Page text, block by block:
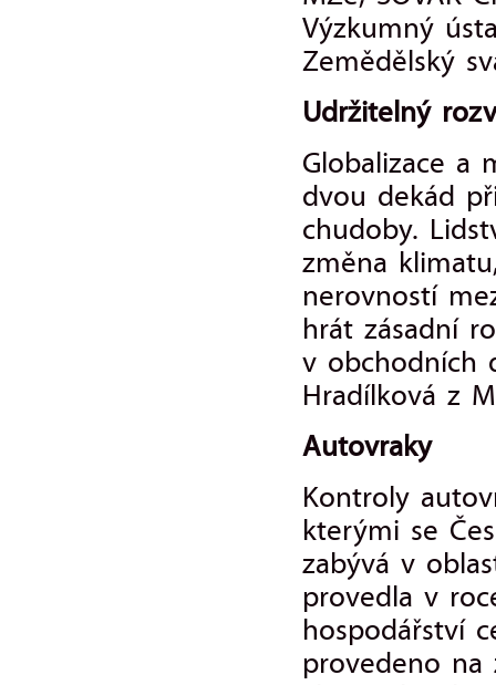
Výzkumný
Zemědělský
Udržitelný
Globalizace a
dvou dekád
chudoby.
změna
nerovností
hrát zásadní
v obchodních
Hradílková z
Autovraky
Kontroly
kterými se
zabývá v
provedla v
hospodářství
provedeno na